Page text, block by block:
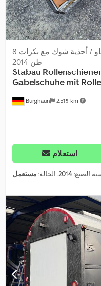
Burghaun 2.519 km
قضبان بكرة ستاباو / أحذية شوك مع بكرات 8
طن 2014
Stabau
Gabelschuhe mit
استعلام
الصنع:2014, الحالة: مستعمل